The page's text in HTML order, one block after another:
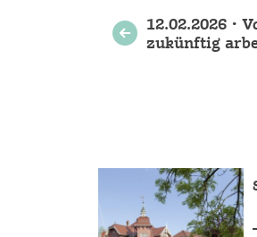
Weitere
12.02.2026 •
zukünftig